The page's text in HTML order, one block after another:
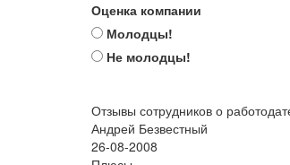
Оценка компании
Молодцы!
Не молодцы!
Отзывы сотрудников о
Андрей Безвестный
26-08-2008